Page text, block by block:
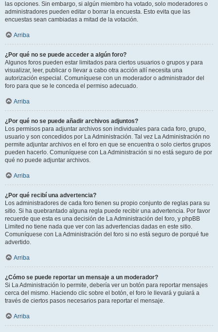
las opciones. Sin embargo, si algún miembro ha votado, solo moderadores o
administradores pueden editar o borrar la encuesta. Esto evita que las
encuestas sean cambiadas a mitad de la votación.
Arriba
¿Por qué no se puede acceder a algún foro?
Algunos foros pueden estar limitados para ciertos usuarios o grupos y para
visualizar, leer, publicar o llevar a cabo otra acción allí necesita una
autorización especial. Comuníquese con un moderador o administrador del
foro para que se le conceda el permiso adecuado.
Arriba
¿Por qué no se puede añadir archivos adjuntos?
Los permisos para adjuntar archivos son individuales para cada foro, grupo,
usuario y son concedidos por La Administración. Tal vez La Administración no
permite adjuntar archivos en el foro en que se encuentra o solo ciertos grupos
pueden hacerlo. Comuníquese con La Administración si no está seguro de por
qué no puede adjuntar archivos.
Arriba
¿Por qué recibí una advertencia?
Los administradores de cada foro tienen su propio conjunto de reglas para su
sitio. Si ha quebrantado alguna regla puede recibir una advertencia. Por favor
recuerde que esta es una decisión de La Administración del foro, y phpBB
Limited no tiene nada que ver con las advertencias dadas en este sitio.
Comuníquese con La Administración del foro si no está seguro de porqué fue
advertido.
Arriba
¿Cómo se puede reportar un mensaje a un moderador?
Si La Administración lo permite, debería ver un botón para reportar mensajes
cerca del mismo. Haciendo clic sobre el botón, el foro le llevará y guiará a
través de ciertos pasos necesarios para reportar el mensaje.
Arriba